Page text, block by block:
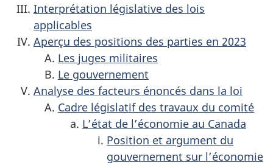
Interprétation législative des lois
applicables
Aperçu des positions des parties en 2023
Les juges militaires
Le gouvernement
Analyse des facteurs énoncés dans la loi
Cadre législatif des travaux du comité
L’état de l’économie au Canada
Position et argument du
gouvernement sur l’économie